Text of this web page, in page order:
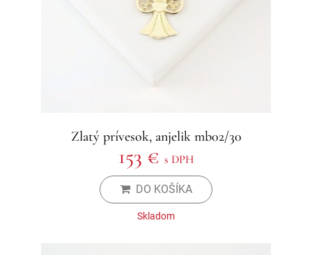
Zlatý prívesok, anjelik mb02/30
153 € s DPH
DO KOŠÍKA
Skladom